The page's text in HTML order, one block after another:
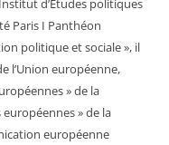
d’Études politiques
Paris I Panthéon
politique et sociale », il
l’Union européenne,
» de la
» de la
européenne